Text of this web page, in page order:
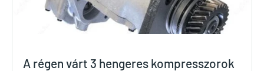
A régen várt 3 hengeres kompresszorok